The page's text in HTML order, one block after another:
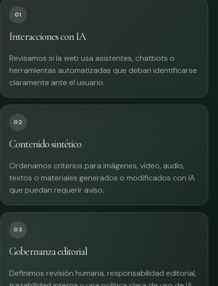
01
Interacciones con IA
Revisamos si la web usa asistentes, chatbots o
herramientas automatizadas que deban identificarse
claramente ante el usuario.
02
Contenido sintético
Ordenamos criterios para imágenes, vídeo, audio,
textos o materiales generados o modificados con IA
que puedan requerir aviso.
03
Gobernanza editorial
Definimos revisión humana, responsabilidad editorial,